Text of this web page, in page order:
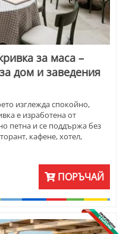
за маса –
дом и заведения
изглежда спокойно,
е изработена от
петна и се поддържа без
кафене, хотел,
ПОРЪЧАЙ